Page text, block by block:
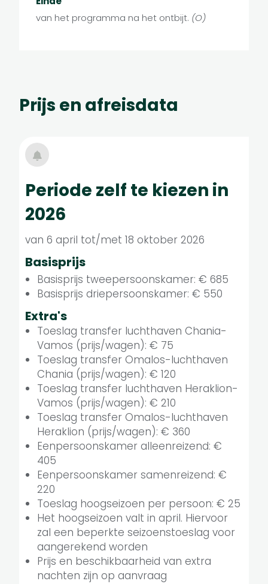
van het programma na het ontbijt. (O)
Prijs en afreisdata
Periode zelf te kiezen in
2026
van 6 april tot/met 18 oktober 2026
Basisprijs
Basisprijs tweepersoonskamer: € 685
Basisprijs driepersoonskamer: € 550
Extra's
Toeslag transfer luchthaven Chania-
Vamos (prijs/wagen): € 75
Toeslag transfer Omalos-luchthaven
Chania (prijs/wagen): € 120
Toeslag transfer luchthaven Heraklion-
Vamos (prijs/wagen): € 210
Toeslag transfer Omalos-luchthaven
Heraklion (prijs/wagen): € 360
Eenpersoonskamer alleenreizend: €
405
Eenpersoonskamer samenreizend: €
220
Toeslag hoogseizoen per persoon: € 25
Het hoogseizoen valt in april. Hiervoor
zal een beperkte seizoenstoeslag voor
aangerekend worden
Prijs en beschikbaarheid van extra
nachten zijn op aanvraag